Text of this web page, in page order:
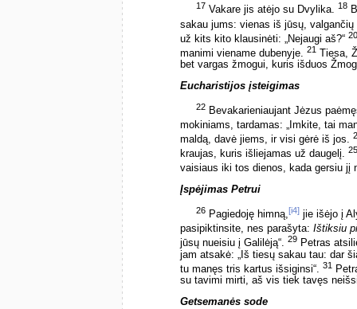
17 Vakare jis atėjo su Dvylika. 18
sakau jums: vienas iš jūsų,
už kits kito klausinėti: „Nejaugi aš?“ 20
manimi viename dubenyje. 21
Tiesa,
bet vargas žmogui, kuris išduos
Eucharistijos įsteigimas
22 Bevakarieniaujant Jėzus
mokiniams, tardamas: „Imkite, tai
maldą, davė jiems, ir visi gėrė iš jos.
kraujas, kuris išliejamas už daugelį. 25
vaisiaus iki tos dienos, kada gersiu jį
Įspėjimas Petrui
26 Pagiedoję himną,[i4] jie išėjo į
pasipiktinsite, nes parašyta: Ištiksiu
jūsų nueisiu į Galilėją“. 29 Petras
jam atsakė: „Iš tiesų sakau tau: dar
tu manęs tris kartus išsiginsi“. 31
su tavimi mirti, aš vis tiek tavęs
Getsemanės sode